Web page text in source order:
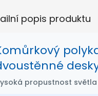
popis produktu
propustnost světla